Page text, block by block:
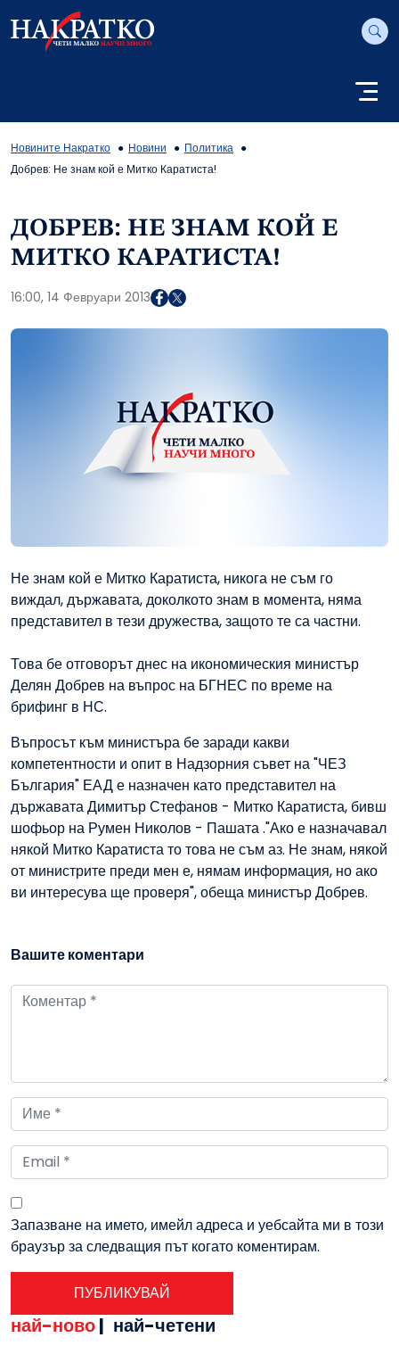
Новините Накратко Новини
Политика
Добрев: Не знам кой е Митко Каратиста!
ДОБРЕВ: НЕ ЗНАМ КОЙ Е
МИТКО КАРАТИСТА!
16:00, 14 Февруари 2013
Не знам кой е Митко Каратиста, никога не съм го
виждал, държавата, доколкото знам в момента, няма
представител в тези дружества, защото те са частни.
Това бе отговорът днес на икономическия министър
Делян Добрев на въпрос на БГНЕС по време на
брифинг в НС.
Въпросът към министъра бе заради какви
компетентности и опит в Надзорния съвет на "ЧЕЗ
България" ЕАД е назначен като представител на
държавата Димитър Стефанов - Митко Каратиста, бивш
шофьор на Румен Николов - Пашата ."Ако е назначавал
някой Митко Каратиста то това не съм аз. Не знам, някой
от министрите преди мен е, нямам информация, но ако
ви интересува ще проверя", обеща министър Добрев.
Вашите коментари
Запазване на името, имейл адреса и уебсайта ми в този
браузър за следващия път когато коментирам.
най-ново| най-четени